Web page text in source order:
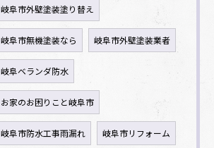
岐阜市外壁塗装塗り替え
岐阜市無機塗装なら 岐阜市外壁塗装業者
岐阜ベランダ防水
お家のお困りこと岐阜市
岐阜市防水工事雨漏れ 岐阜市リフォーム